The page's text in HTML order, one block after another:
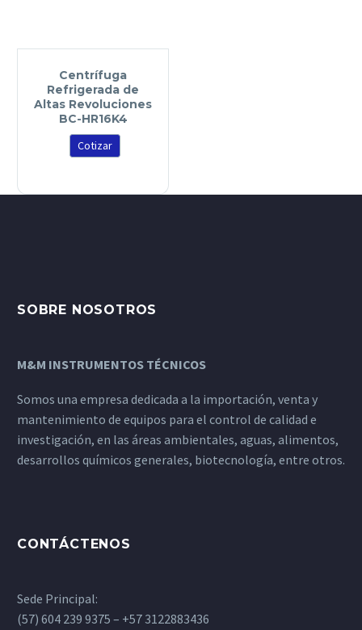
Centrífuga
Refrigerada de
Altas Revoluciones
BC-HR16K4
Cotizar
SOBRE NOSOTROS
M&M INSTRUMENTOS TÉCNICOS
Somos una empresa dedicada a la importación, venta y
mantenimiento de equipos para el control de calidad e
investigación, en las áreas ambientales, aguas, alimentos,
desarrollos químicos generales, biotecnología, entre otros.
CONTÁCTENOS
Sede Principal:
(57) 604 239 9375 – +57 3122883436